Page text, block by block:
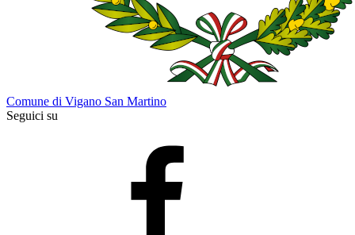
Comune di Vigano San Martino
Seguici su